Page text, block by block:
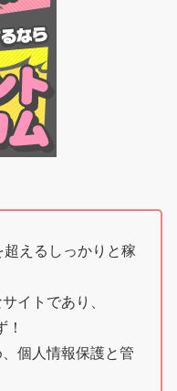
えるしっかりと稼
イトであり、
個人情報保護と管